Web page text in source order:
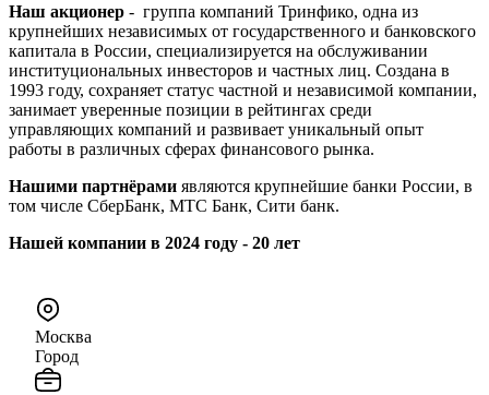
Наш акционер - группа компаний Тринфико, одна из
крупнейших независимых от государственного и банковского
капитала в России, специализируется на обслуживании
институциональных инвесторов и частных лиц. Создана в
1993 году, сохраняет статус частной и независимой компании,
занимает уверенные позиции в рейтингах среди
управляющих компаний и развивает уникальный опыт
работы в различных сферах финансового рынка.
Нашими партнёрами являются крупнейшие банки России, в
том числе СберБанк, МТС Банк, Сити банк.
Нашей компании в 2024 году - 20 лет
Москва
Город